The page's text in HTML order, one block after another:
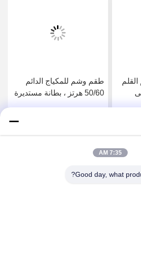
سعر
طقم وشم للمكياج الدائم
50/60 هرتز ، بطانة مستديرة
7:35 AM
Good day, what